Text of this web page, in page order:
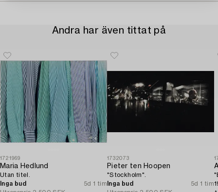
Andra har även tittat på
1721969
Maria Hedlund
Utan titel.
Inga bud
5d 1 tim
1732073
Pieter ten Hoopen
"Stockholm".
Inga bud
5d 1 tim